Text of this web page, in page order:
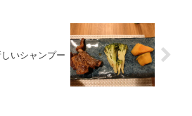
いシャンプー